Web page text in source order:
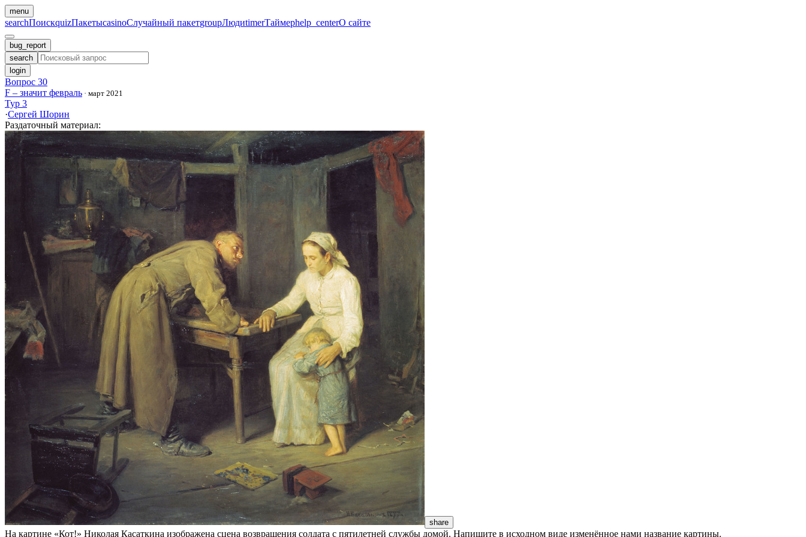
menu
searchПоискquizПакетыcasinoСлучайный пакетgroupЛюдиtimerТаймерhelp_centerО сайте
bug_report
search
login
Вопрос 30
F – значит февраль · март 2021
Тур 3
·Сергей Шорин
Раздаточный материал:
share
На картине «Кот!» Николая Касаткина изображена сцена возвращения солдата с пятилетней службы домой. Напишите в исходном виде изменённое нами название картины.